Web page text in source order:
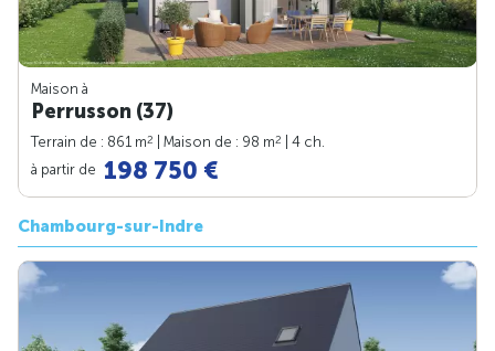
Maison à
Perrusson (37)
Terrain de : 861 m2 | Maison de : 98 m2
| 4 ch.
à partir de 198 750 €
Chambourg-sur-Indre